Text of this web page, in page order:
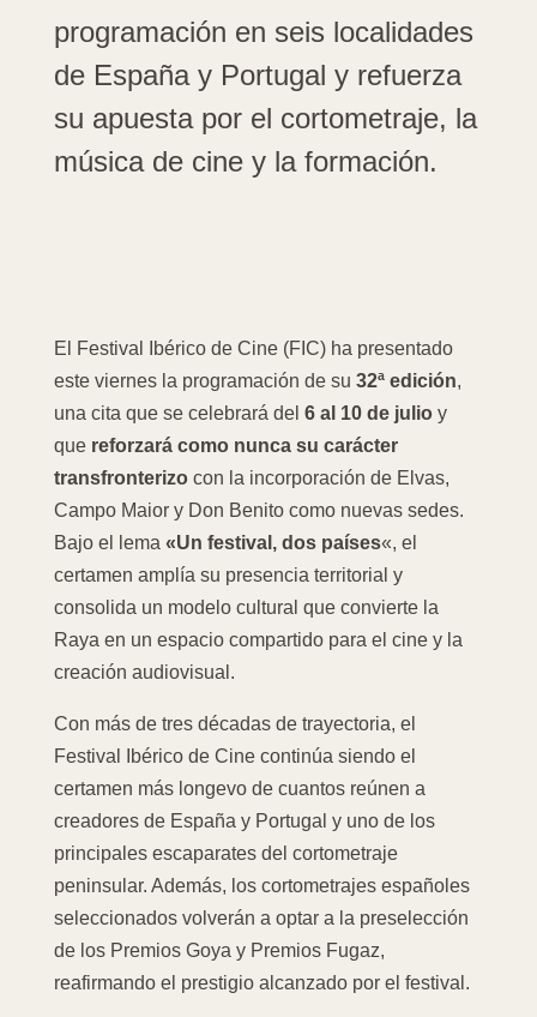
programación en seis localidades
de España y Portugal y refuerza
su apuesta por el cortometraje, la
música de cine y la formación.
El Festival Ibérico de Cine (FIC) ha presentado
este viernes la programación de su 32ª edición,
una cita que se celebrará del 6 al 10 de julioy
que reforzará como nunca su carácter
transfronterizocon la incorporación de Elvas,
Campo Maior y Don Benito como nuevas sedes.
Bajo el lema «Un festival, dos países«, el
certamen amplía su presencia territorial y
consolida un modelo cultural que convierte la
Raya en un espacio compartido para el cine y la
creación audiovisual.
Con más de tres décadas de trayectoria, el
Festival Ibérico de Cine continúa siendo el
certamen más longevo de cuantos reúnen a
creadores de España y Portugal y uno de los
principales escaparates del cortometraje
peninsular. Además, los cortometrajes españoles
seleccionados volverán a optar a la preselección
de los Premios Goya y Premios Fugaz,
reafirmando el prestigio alcanzado por el festival.